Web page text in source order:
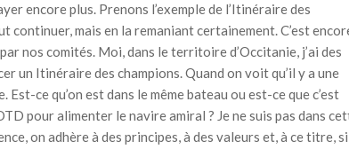
encore plus. Prenons l’exemple de l’Itinéraire des
continuer, mais en la remaniant certainement. C’est
nos comités. Moi, dans le territoire d’Occitanie, j’ai des
un Itinéraire des champions. Quand on voit qu’il y a une
ce qu’on est dans le même bateau ou est-ce que c’est
pour alimenter le navire amiral ? Je ne suis pas dans
on adhère à des principes, à des valeurs et, à ce titre, si